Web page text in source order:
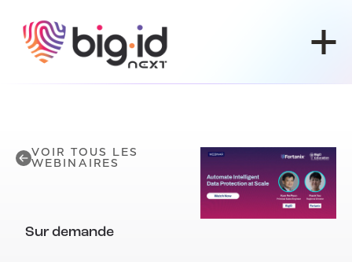
VOIR TOUS LES
WEBINAIRES
Sur demande